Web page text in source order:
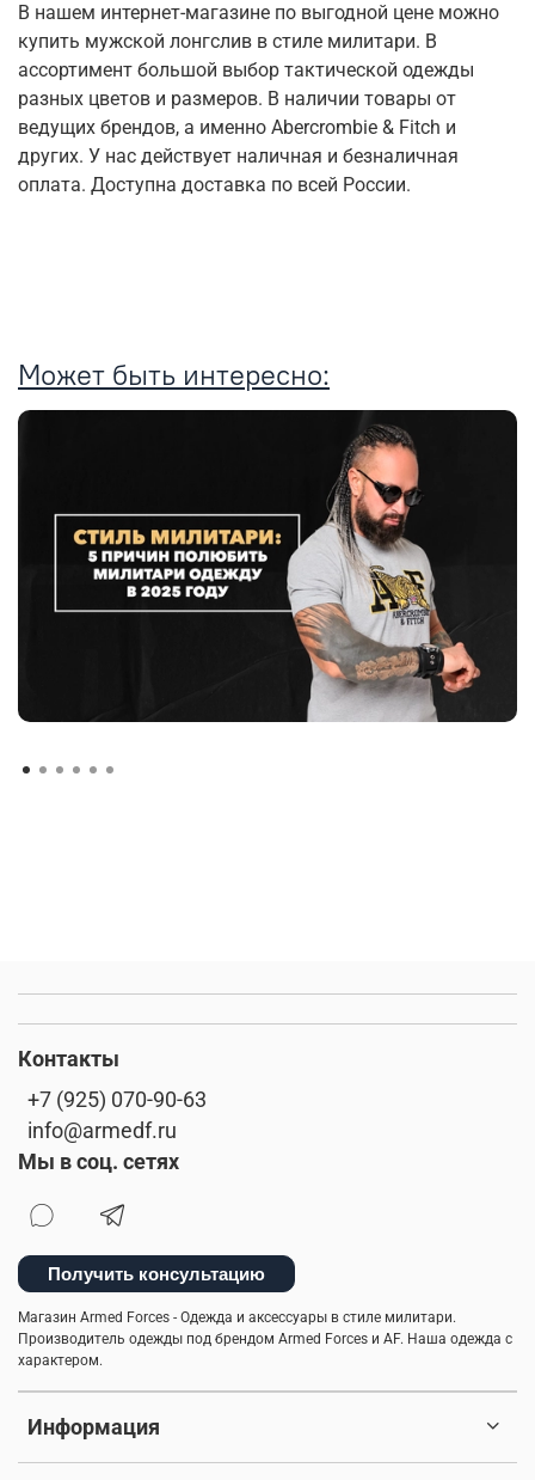
В нашем интернет-магазине по выгодной цене можно
купить мужской лонгслив в стиле милитари. В
ассортимент большой выбор тактической одежды
разных цветов и размеров. В наличии товары от
ведущих брендов, а именно Abercrombie & Fitch и
других. У нас действует наличная и безналичная
оплата. Доступна доставка по всей России.
Может быть интересно:
Информация
Контакты
+7 (925) 070-90-63
info@armedf.ru
Мы в соц. сетях
Получить консультацию
Магазин Armed Forces - Одежда и аксессуары в стиле милитари.
Производитель одежды под брендом Armed Forces и AF. Наша одежда с
характером.